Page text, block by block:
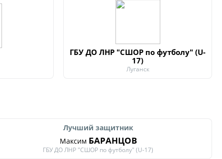
ГБУ ДО ЛНР "СШОР по футболу" (U-
17)
Луганск
Лучший защитник
Максим БАРАНЦОВ
ГБУ ДО ЛНР "СШОР по футболу" (U-17)